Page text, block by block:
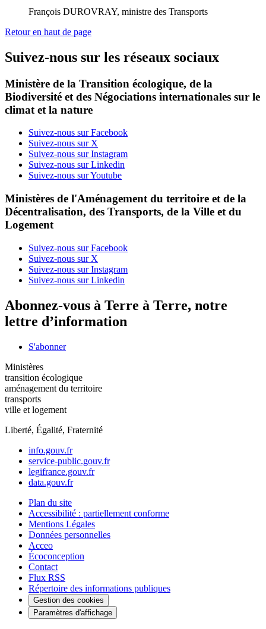
François DUROVRAY, ministre des Transports
Retour en haut de page
Suivez-nous sur les réseaux sociaux
Ministère de la Transition écologique, de la
Biodiversité et des Négociations internationales sur le
climat et la nature
Suivez-nous sur Facebook
Suivez-nous sur X
Suivez-nous sur Instagram
Suivez-nous sur Linkedin
Suivez-nous sur Youtube
Ministères de l'Aménagement du territoire et de la
Décentralisation, des Transports, de la Ville et du
Logement
Suivez-nous sur Facebook
Suivez-nous sur X
Suivez-nous sur Instagram
Suivez-nous sur Linkedin
Abonnez-vous à Terre à Terre, notre
lettre d’information
S'abonner
Ministères
transition écologique
aménagement du territoire
transports
ville et logement
Liberté, Égalité, Fraternité
info.gouv.fr
service-public.gouv.fr
legifrance.gouv.fr
data.gouv.fr
Plan du site
Accessibilité : partiellement conforme
Mentions Légales
Données personnelles
Acceo
Écoconception
Contact
Flux RSS
Répertoire des informations publiques
Gestion des cookies
Paramètres d'affichage